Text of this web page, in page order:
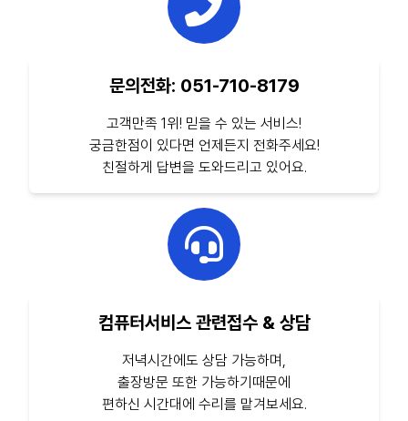
문의전화: 051-710-8179
고객만족 1위! 믿을 수 있는 서비스!
궁금한점이 있다면 언제든지 전화주세요!
친절하게 답변을 도와드리고 있어요.
컴퓨터서비스 관련접수 & 상담
저녁시간에도 상담 가능하며,
출장방문 또한 가능하기때문에
편하신 시간대에 수리를 맡겨보세요.